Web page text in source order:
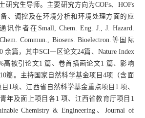
研究生导师。主要研究方向为COFs、HOFs
、调控及在环境分析和环境处理方面的应
作者在Small, Chem. Eng. J., J. Hazard.
Commun., Biosens. Bioelectron.等国际
余篇，其中SCI一区论文24篇、Nature Index
高被引论文1 篇、卷首插画论文1 篇、影响
篇。主持国家自然科学基金项目4项（含面
目1项、江西省自然科学基金重点项目1 项、
年及面上项目各1 项、江西省教育厅项目1
Chemistry & Engineering、Journal of